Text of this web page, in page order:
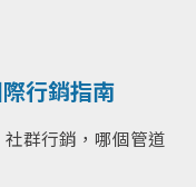
行銷指南
群行銷，哪個管道